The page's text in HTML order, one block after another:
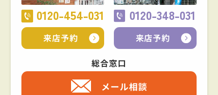
0120-454-031
来店予約
0120-348-031
来店予約
総合窓口
メール相談